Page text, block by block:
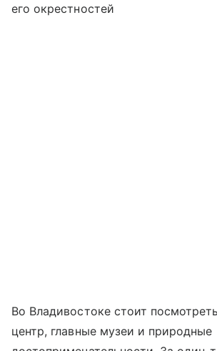
его окрестностей
Во Владивостоке стоит
центр, главные музеи и природные